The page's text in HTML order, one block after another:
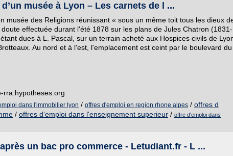
musée à Lyon – Les carnets de l ...
musée des Religions réunissant « sous un même toit tous les dieux
effectuée durant l'été 1878 sur les plans de Jules Chatron (1831-
dues à L. Pascal, sur un terrain acheté aux Hospices civils de
Au nord et à l'est, l'emplacement est ceint par le boulevard du
rra.hypotheses.org
dans l'immobilier lyon / offres d'emploi en region rhone alpes / offres d
/ offres d'emploi dans l'enseignement superieur / offre d'emploi dans
un bac pro commerce - Letudiant.fr - L ...